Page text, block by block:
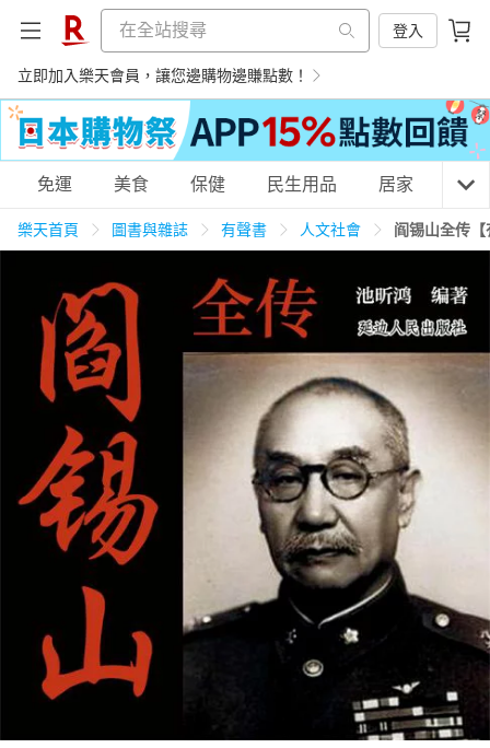
登入
立即加入樂天會員，讓您邊購物邊賺點數！
購物網分類
天天免運 美食蛋糕 養生保健 民生用品
居家生活 運動休閒 親子玩具
女裝 化妝保養 情趣用品
免運 美食 保健 民生用品 居家 3C
樂天首頁 圖書與雜誌 有聲書 人文社會 阎锡山全传【